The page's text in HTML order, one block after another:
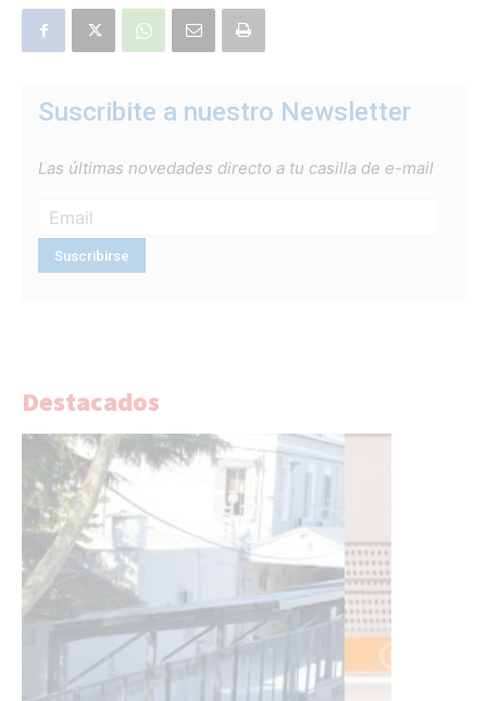
Suscribite a nuestro Newsletter
Las últimas novedades directo a tu casilla de e-mail
Destacados